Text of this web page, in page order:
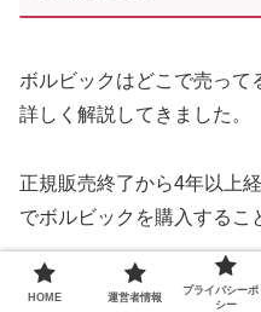
ボルビックはどこで売って
詳しく解説してきました。
正規販売終了から4年以上
でボルビックを購入するこ
私も実際に様々な方法を試
HOME 運営者情報
プライバシーポ
シー